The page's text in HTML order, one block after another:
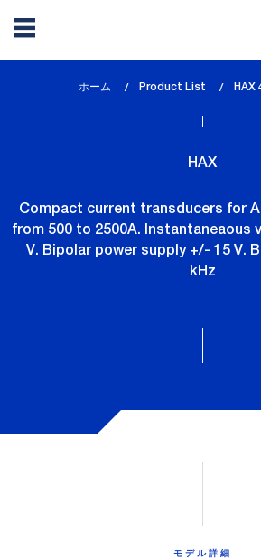
ツ
ホーム Product List HAX
HAX
Compact current transducers for
from 500 to 2500A.
V. Bipolar power supply +/- 15 V.
kHz
モデル詳細